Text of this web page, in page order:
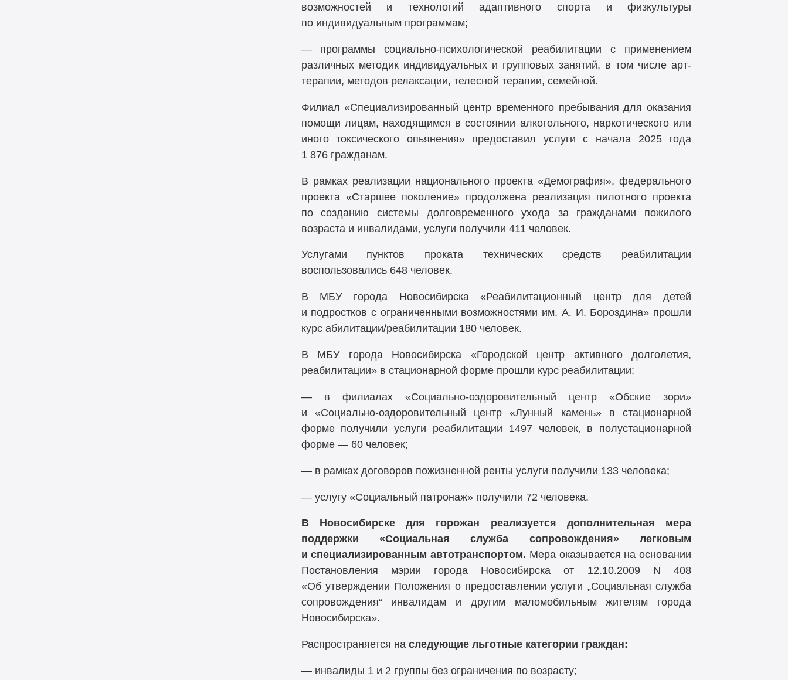
возможностей и технологий адаптивного спорта и физкультуры
по индивидуальным программам;
— программы социально-психологической реабилитации с применением
различных методик индивидуальных и групповых занятий, в том числе арт-
терапии, методов релаксации, телесной терапии, семейной.
Филиал «Специализированный центр временного пребывания для оказания
помощи лицам, находящимся в состоянии алкогольного, наркотического или
иного токсического опьянения» предоставил услуги с начала 2025 года
1 876 гражданам.
В рамках реализации национального проекта «Демография», федерального
проекта «Старшее поколение» продолжена реализация пилотного проекта
по созданию системы долговременного ухода за гражданами пожилого
возраста и инвалидами, услуги получили 411 человек.
Услугами пунктов проката технических средств реабилитации
воспользовались 648 человек.
В МБУ города Новосибирска «Реабилитационный центр для детей
и подростков с ограниченными возможностями им. А. И. Бороздина» прошли
курс абилитации/реабилитации 180 человек.
В МБУ города Новосибирска «Городской центр активного долголетия,
реабилитации» в стационарной форме прошли курс реабилитации:
— в филиалах «Социально-оздоровительный центр «Обские зори»
и «Социально-оздоровительный центр «Лунный камень» в стационарной
форме получили услуги реабилитации 1497 человек, в полустационарной
форме — 60 человек;
— в рамках договоров пожизненной ренты услуги получили 133 человека;
— услугу «Социальный патронаж» получили 72 человека.
В Новосибирске для горожан реализуется дополнительная мера
поддержки «Социальная служба сопровождения» легковым
и специализированным автотранспортом. Мера оказывается на основании
Постановления мэрии города Новосибирска от 12.10.2009 N 408
«Об утверждении Положения о предоставлении услуги „Социальная служба
сопровождения“ инвалидам и другим маломобильным жителям города
Новосибирска».
Распространяется на следующие льготные категории граждан:
— инвалиды 1 и 2 группы без ограничения по возрасту;